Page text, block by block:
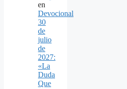
en
Devocional
30
de
julio
de
2027:
«La
Duda
Que